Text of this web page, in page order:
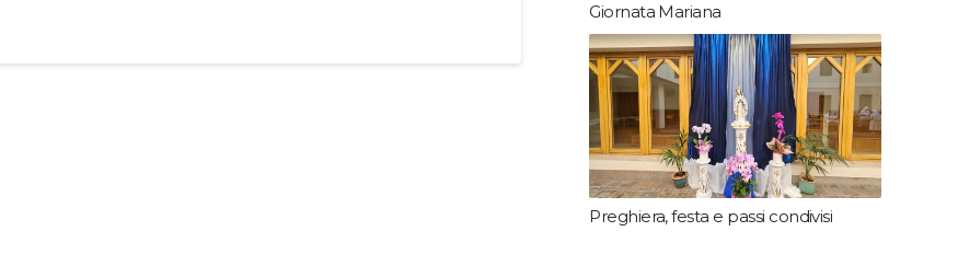
Giornata Mariana
Preghiera, festa e passi condivisi